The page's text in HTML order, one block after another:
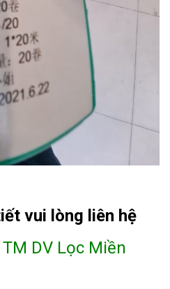
vui lòng liên hệ
DV Lọc Miền